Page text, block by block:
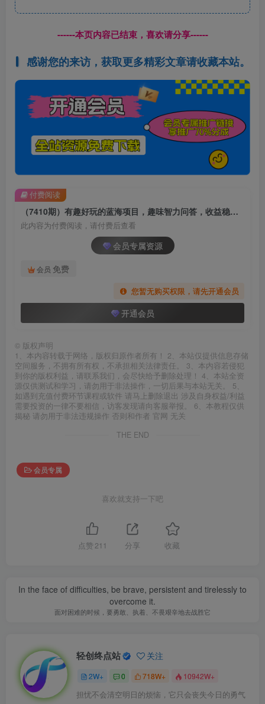
------本页内容已结束，喜欢请分享------
感谢您的来访，获取更多精彩文章请收藏本站。
（7410期）有趣好玩的蓝海项目，趣味智力问答，收益稳定，虽然客单价低，但出单量大
此内容为付费阅读，请付费后查看
会员专属资源
会员 免费
您暂无购买权限，请先开通会员
开通会员
付费阅读
© 版权声明
1、本内容转载于网络，版权归原作者所有！ 2、本站仅提供信息存储
空间服务，不拥有所有权，不承担相关法律责任。 3、本内容若侵犯
到你的版权利益，请联系我们，会尽快给予删除处理！ 4、本站全资
源仅供测试和学习，请勿用于非法操作，一切后果与本站无关。 5、
如遇到充值付费环节课程或软件 请马上删除退出 涉及自身权益/利益
需要投资的一律不要相信，访客发现请向客服举报。 6、本教程仅供
揭秘 请勿用于非法违规操作 否则和作者 官网 无关
THE END
会员专属
喜欢就支持一下吧
点赞 211 分享 收藏
In the face of difficulties, be brave, persistent and tirelessly to
overcome it.
面对困难的时候，要勇敢、执着、不畏艰辛地去战胜它
轻创终点站 关注
2W+ 0 718W+ 10942W+
担忧不会清空明日的烦恼，它只会丧失今日的勇气